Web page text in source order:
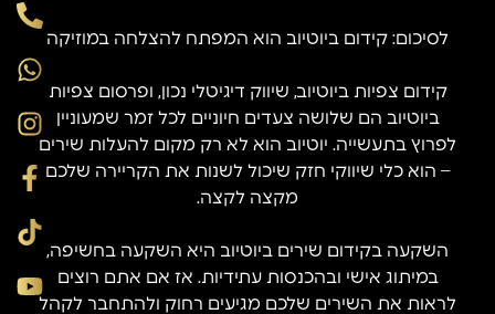
לסיכום: קידום ביוטיוב הוא המפתח להצלחה במוזיקה
קידום צפיות ביוטיוב, שיווק דיגיטלי נכון, ופרסום צפיות
ביוטיוב הם שלושה צעדים חיוניים לכל זמר שמעוניין
לפרוץ בתעשייה. יוטיוב הוא לא רק מקום להעלות שירים
– הוא כלי שיווקי חזק שיכול לשנות את הקריירה שלכם
מקצה לקצה.
השקעה בקידום שירים ביוטיוב היא השקעה בחשיפה,
במיתוג אישי ובהכנסות עתידיות. אז אם אתם רוצים
לראות את השירים שלכם מגיעים רחוק ולהתחבר לקהל